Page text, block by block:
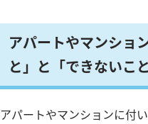
アパートやマンショ
と」と「できないこと
アパートやマンションに付